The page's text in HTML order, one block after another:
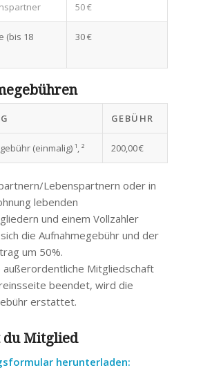
50 €
(bis 18
30 €
GEBÜHR
(einmalig) ¹, ² 200,00 €
Lebenspartnern oder in
lebenden
und einem Vollzahler
die Aufnahmegebühr und der
um 50%.
außerordentliche Mitgliedschaft
beendet, wird die
erstattet.
du Mitglied
herunterladen: